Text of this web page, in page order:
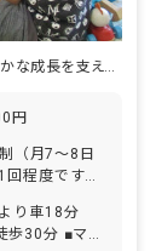
円
回程度です
率100％／1
得可／5日以
り車18分
分 ■マイ